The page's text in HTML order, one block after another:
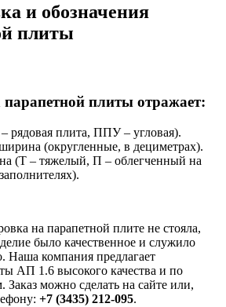
и обозначения
плиты
плиты отражает:
рядовая плита, ППУ – угловая).
(округленные, в дециметрах).
(Т – тяжелый, П – облегченный на
на парапетной плите не стояла,
было качественное и служило
Наша компания предлагает
АП 1.6 высокого качества и по
можно сделать на сайте или,
+7 (3435) 212-095.